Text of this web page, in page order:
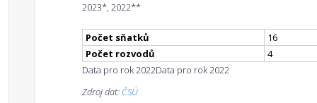
2023*, 2022**
Počet sňatků
16
Počet rozvodů
4
Data pro rok 2022Data pro rok 2022
Zdroj dat: ČSÚ